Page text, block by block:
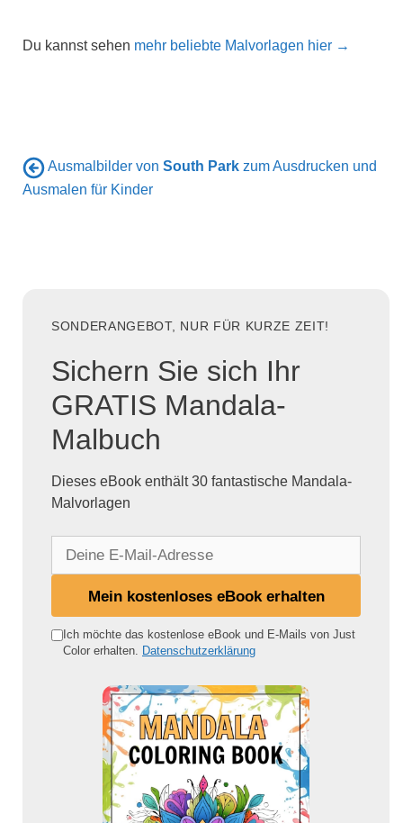
Du kannst sehen mehr beliebte Malvorlagen hier →
Ausmalbilder von South Park zum Ausdrucken und
Ausmalen für Kinder
SONDERANGEBOT, NUR FÜR KURZE ZEIT!
Sichern Sie sich Ihr
GRATIS Mandala-
Malbuch
Dieses eBook enthält 30 fantastische Mandala-
Malvorlagen
e
Mein kostenloses eBook erhalten
Ich möchte das kostenlose eBook und E-Mails von Just
Color erhalten. Datenschutzerklärung